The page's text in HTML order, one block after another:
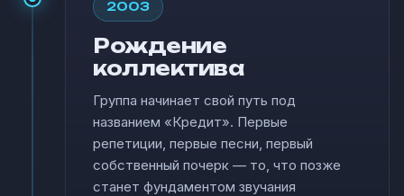
2003
Рождение
коллектива
Группа начинает свой путь под
названием «Кредит». Первые
репетиции, первые песни, первый
собственный почерк — то, что позже
станет фундаментом звучания